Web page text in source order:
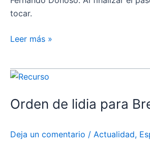
tocar.
Grande
Brea
Leer más »
Orden de lidia para
Deja un comentario / Actualidad,
Orden
lidia
de